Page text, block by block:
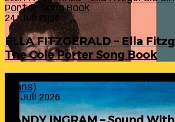
Porter Song Book
24. Juli 2026
ELLA FITZGERALD – Ella
The Cole Porter Song Book
Evans)
24. Juli 2026